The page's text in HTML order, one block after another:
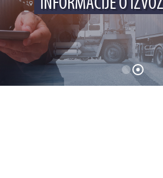
INFORMACIJEO IZVOZ